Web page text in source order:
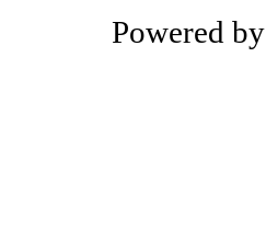
Powered by